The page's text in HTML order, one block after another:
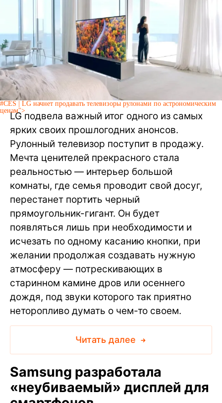
#CES | LG начнет продавать телевизоры рулонами по астрономическим
ценам">
LG подвела важный итог одного из самых
ярких своих прошлогодних анонсов.
Рулонный телевизор поступит в продажу.
Мечта ценителей прекрасного стала
реальностью — интерьер большой
комнаты, где семья проводит свой досуг,
перестанет портить черный
прямоугольник-гигант. Он будет
появляться лишь при необходимости и
исчезать по одному касанию кнопки, при
желании продолжая создавать нужную
атмосферу — потрескивающих в
старинном камине дров или осеннего
дождя, под звуки которого так приятно
неторопливо думать о чем-то своем.
Читать далее
Samsung разработала
«неубиваемый» дисплей для